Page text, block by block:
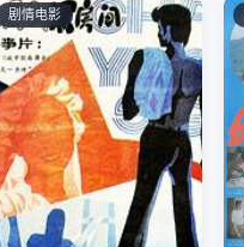
剧情电影